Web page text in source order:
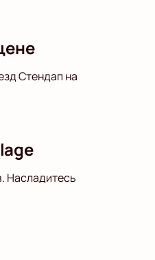
Стендап на
Насладитесь